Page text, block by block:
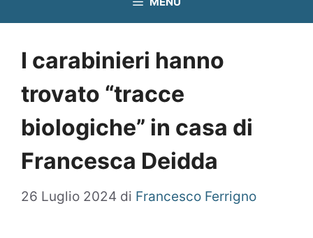
I carabinieri hanno
trovato “tracce
biologiche” in casa di
Francesca Deidda
26 Luglio 2024 di Francesco Ferrigno